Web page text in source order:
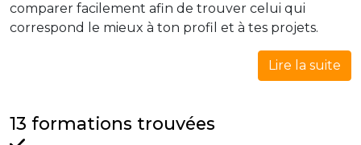
comparer facilement afin de trouver celui qui
correspond le mieux à ton profil et à tes projets.
Lire la suite
13 formations trouvées